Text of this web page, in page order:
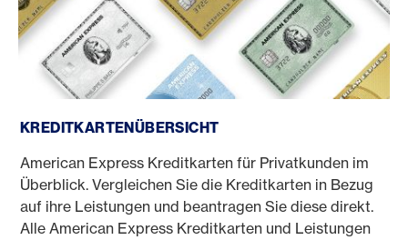
KREDITKARTENÜBERSICHT
American Express Kreditkarten für Privatkunden im
Überblick. Vergleichen Sie die Kreditkarten in Bezug
auf ihre Leistungen und beantragen Sie diese direkt.
Alle American Express Kreditkarten und Leistungen